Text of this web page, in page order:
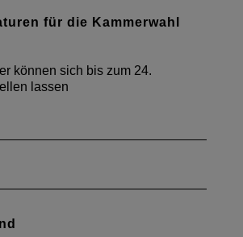
für die Kammerwahl
können sich bis zum 24.
lassen